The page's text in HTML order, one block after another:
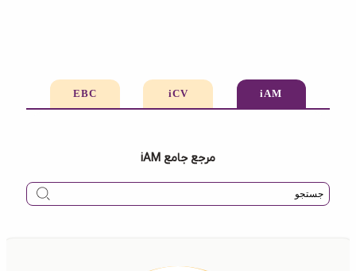
iAM
iCV
EBC
مرجع جامع iAM